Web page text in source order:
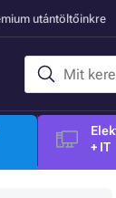
utántöltőinkre
+ IT